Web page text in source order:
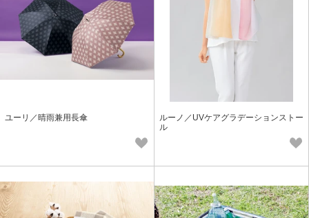
ユーリ／晴雨兼用長傘
ルーノ／UVケアグラデーションストー
ル